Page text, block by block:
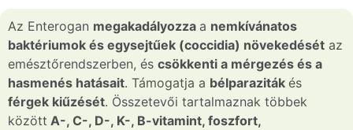
Az Enterogan megakadályozza a nemkívánatos
baktériumok és egysejtűek (coccidia) növekedését az
emésztőrendszerben, és csökkenti a mérgezés és a
hasmenés hatásait. Támogatja a bélparaziták és
férgek kiűzését. Összetevői tartalmaznak többek
között A-, C-, D-, K-, B-vitamint, foszfort,